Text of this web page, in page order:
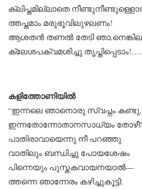
ക്ലിപ്തമില്ലാതെ
ത്തപ്തമാം മരുഭൂവിലുഴലണം!
ആശതൻ തണൽ തേടി
ക്ലേശപക്വമശിച്ചു
കളിത്തോണിയിൽ
“ഇന്നലെ ഞാനൊരു സ്വപ്നം കണ്ടു,
ഇന്നതോന്നോതാനസാധ്യം തോഴീ!
പാതിരാവായെന്നു നീ പറഞ്ഞു
വാതിലും ബന്ധിച്ചു പോയശേഷം
പിന്നെയും പുസ്തകവായനയാൽ—
ത്തന്നെ ഞാന്നേരം കഴിച്ചുകൂട്ടി;